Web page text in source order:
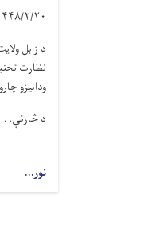
۱۴۴۸/۲۰
د زابل
نظارت
ودانیزو
د څارنې. . .
نور...
Pagination